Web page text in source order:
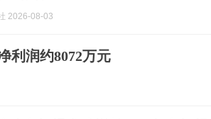
2026-08-03
利润约8072万元